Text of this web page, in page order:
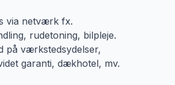
via netværk fx.
rudetoning, bilpleje.
på værkstedsydelser,
garanti, dækhotel, mv.